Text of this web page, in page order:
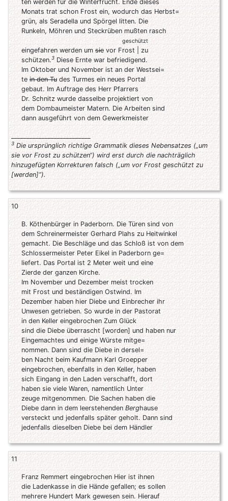
ten werden für die Winterfrucht. Ende dieses
Monats trat schon Frost ein, wodurch das Herbst=
grün, als Seradella und Spörgel litten. Die
Runkeln, Möhren und Steckrüben mußten rasch
geschützt
eingefahren werden umsie vor Frost | zu
schützen.3 Diese Ernte war befriedigend.
Im Oktober und November ist an der Westsei=
te in den Tu des Turmes ein neues Portal
gebaut. Im Auftrage des Herr Pfarrers
Dr. Schnitz wurde dasselbe projektiert von
dem Dombaumeister Matern. Die Arbeiten sind
dann ausgeführt von dem Gewerkmeister
3 Die ursprünglich richtige Grammatik dieses Nebensatzes („um
sie vor Frost zu schützen“) wird erst durch die nachträglich
hinzugefügten Korrekturen falsch („um vor Frost geschützt zu
[werden]“).
10
B. Köthenbürger in Paderborn. Die Türen sind von
dem Schreinermeister Gerhard Plahs zu Heitwinkel
gemacht. Die Beschläge und das Schloß ist von dem
Schlossermeister Peter Eikel in Paderborn ge=
liefert. Das Portal ist 2 Meter weit und eine
Zierde der ganzen Kirche.
Im November und Dezember meist trocken
mit Frost und beständigen Ostwind. Im
Dezember haben hier Diebe und Einbrecher ihr
Unwesen getrieben. So wurde in der Pastorat
in den Keller eingebrochen Zum Glück
sind die Diebe überrascht [worden] und haben nur
Eingemachtes und einige Würste mitge=
nommen. Dann sind die Diebe in dersel=
ben Nacht beim Kaufmann Karl Groepper
eingebrochen, ebenfalls in den Keller, haben
sich Eingang in den Laden verschafft, dort
haben sie viele Waren, namentlich Unter
zeuge mitgenommen. Die Sachen haben die
Diebe dann in dem leerstehenden Berghause
versteckt und jedenfalls später geholt. Dann sind
jedenfalls dieselben Diebe bei dem Händler
11
Franz Remmert eingebrochen Hier ist ihnen
die Ladenkasse in die Hände gefallen; es sollen
mehrere Hundert Mark gewesen sein. Hierauf